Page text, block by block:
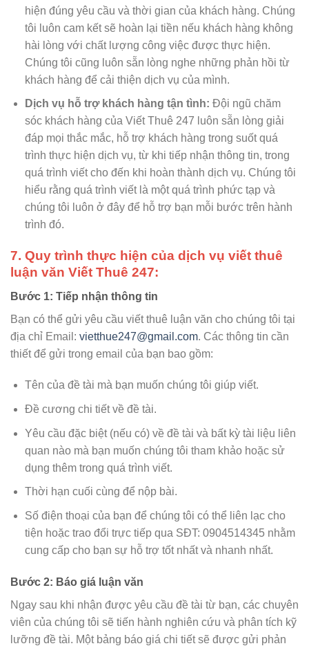
hiện đúng yêu cầu và thời gian của khách hàng. Chúng
tôi luôn cam kết sẽ hoàn lại tiền nếu khách hàng không
hài lòng với chất lượng công việc được thực hiện.
Chúng tôi cũng luôn sẵn lòng nghe những phản hồi từ
khách hàng để cải thiện dịch vụ của mình.
Dịch vụ hỗ trợ khách hàng tận tình: Đội ngũ chăm
sóc khách hàng của Viết Thuê 247 luôn sẵn lòng giải
đáp mọi thắc mắc, hỗ trợ khách hàng trong suốt quá
trình thực hiện dịch vụ, từ khi tiếp nhận thông tin, trong
quá trình viết cho đến khi hoàn thành dịch vụ. Chúng tôi
hiểu rằng quá trình viết là một quá trình phức tạp và
chúng tôi luôn ở đây để hỗ trợ bạn mỗi bước trên hành
trình đó.
7. Quy trình thực hiện của dịch vụ viết thuê
luận văn Viết Thuê 247:
Bước 1: Tiếp nhận thông tin
Bạn có thể gửi yêu cầu viết thuê luận văn cho chúng tôi tại
địa chỉ Email: vietthue247@gmail.com. Các thông tin cần
thiết để gửi trong email của bạn bao gồm:
Tên của đề tài mà bạn muốn chúng tôi giúp viết.
Đề cương chi tiết về đề tài.
Yêu cầu đặc biệt (nếu có) về đề tài và bất kỳ tài liệu liên
quan nào mà bạn muốn chúng tôi tham khảo hoặc sử
dụng thêm trong quá trình viết.
Thời hạn cuối cùng để nộp bài.
Số điện thoại của bạn để chúng tôi có thể liên lạc cho
tiện hoặc trao đổi trực tiếp qua SĐT: 0904514345 nhằm
cung cấp cho bạn sự hỗ trợ tốt nhất và nhanh nhất.
Bước 2: Báo giá luận văn
Ngay sau khi nhận được yêu cầu đề tài từ bạn, các chuyên
viên của chúng tôi sẽ tiến hành nghiên cứu và phân tích kỹ
lưỡng đề tài. Một bảng báo giá chi tiết sẽ được gửi phản